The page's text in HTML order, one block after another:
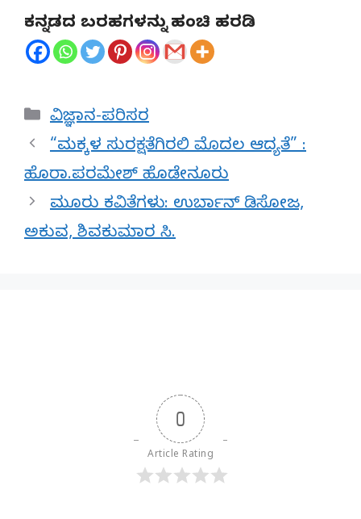
ಕನ್ನಡದ ಬರಹಗಳನ್ನು ಹಂಚಿ ಹರಡಿ
Categories
ವಿಜ್ಞಾನ-ಪರಿಸರ
“ಮಕ್ಕಳ ಸುರಕ್ಷತೆಗಿರಲಿ ಮೊದಲ ಆದ್ಯತೆ” :
ಹೊರಾ.ಪರಮೇಶ್ ಹೊಡೇನೂರು
ಮೂರು ಕವಿತೆಗಳು: ಉರ್ಬಾನ್ ಡಿಸೋಜ,
ಅಕುವ, ಶಿವಕುಮಾರ ಸಿ.
0
Article Rating